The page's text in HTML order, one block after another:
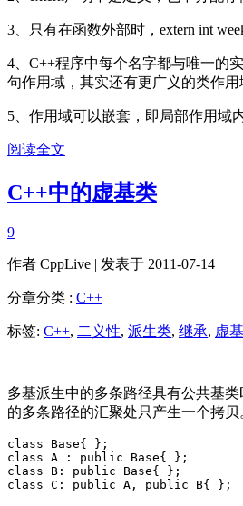
3、只有在函数外部时，extern int
4、C++程序中每个名字都与唯一的
句作用域，其实还有更广义的类作用
5、作用域可以嵌套，即局部作用域
阅读全文
C++中的虚基类
9
作者 CppLive | 发表于 2011-07-14
分章分类 : C++
标签: C++, 二义性, 派生类, 继承, 虚
多基派生中的多条路径具有公共基
的多条路径的汇聚处只产生一个拷贝
class Base{ };
class A : public Base{ };
class B: public Base{ };
class C: public A, public B{ };